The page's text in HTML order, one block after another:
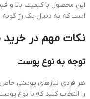
این محصول با کیفیت بالا و
است که به دنبال یک رژ گونه
نکات مهم در
توجه به نوع پوست
هر فردی نیازهای پوستی خاص
را انتخاب کنید که با نوع